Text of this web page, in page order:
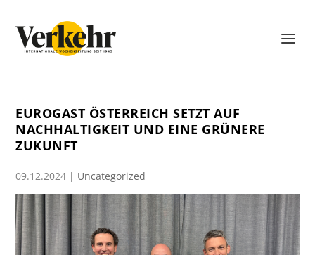
EUROGAST ÖSTERREICH SETZT AUF
NACHHALTIGKEIT UND EINE GRÜNERE
ZUKUNFT
09.12.2024 | Uncategorized